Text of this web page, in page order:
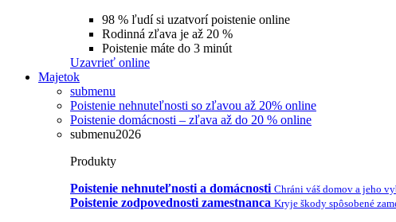
98 % ľudí si uzatvorí poistenie online
Rodinná zľava je až 20 %
Poistenie máte do 3 minút
Uzavrieť online
Majetok
submenu
Poistenie nehnuteľnosti so zľavou až 20% online
Poistenie domácnosti – zľava až do 20 % online
submenu2026
Produkty
Poistenie nehnuteľnosti a domácnosti Chráni váš domov a jeho
Poistenie zodpovednosti zamestnanca Kryje škody spôsobené